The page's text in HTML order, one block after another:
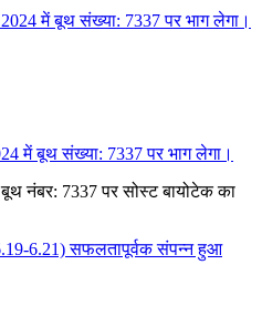
में बूथ संख्या: 7337 पर भाग लेगा।
नंबर: 7337 पर सोस्ट बायोटेक का